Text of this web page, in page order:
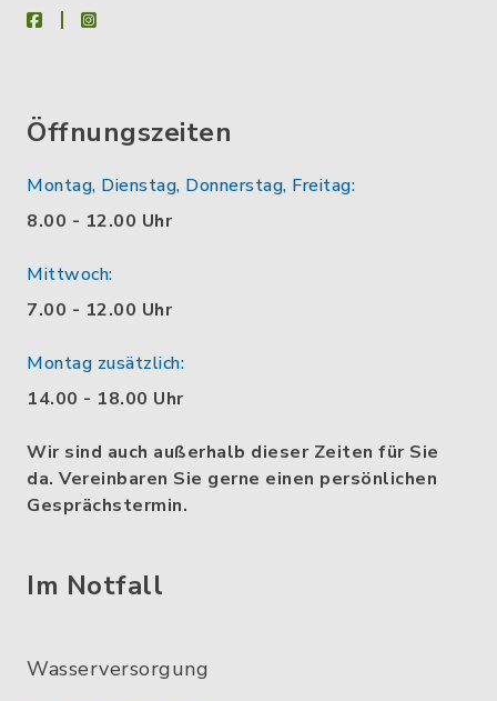
facebookinstagram
Öffnungszeiten
Montag, Dienstag, Donnerstag, Freitag:
8.00 - 12.00 Uhr
Mittwoch:
7.00 - 12.00 Uhr
Montag zusätzlich:
14.00 - 18.00 Uhr
Wir sind auch außerhalb dieser Zeiten für Sie
da. Vereinbaren Sie gerne einen persönlichen
Gesprächstermin.
Im Notfall
Wasserversorgung